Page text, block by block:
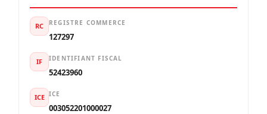
RC REGISTRE COMMERCE
127297
IF IDENTIFIANT FISCAL
52423960
ICE ICE
003052201000027